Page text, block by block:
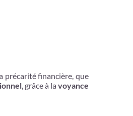
précarité financière, que
, grâce à lavoyance